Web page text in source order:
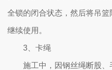
全锁的闭合状态，然后将吊
继续使用。
3、卡绳
施工中，因钢丝绳断股、